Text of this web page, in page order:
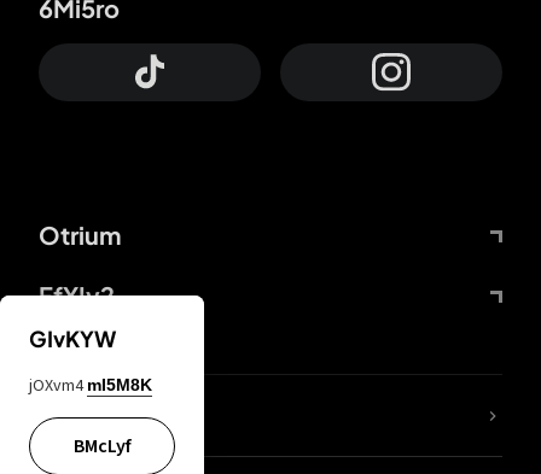
Otrium
FfYIy2
6Mi5ro
Lj7sBL
GIvKYW
jOXvm4 mI5M8K
BMcLyf